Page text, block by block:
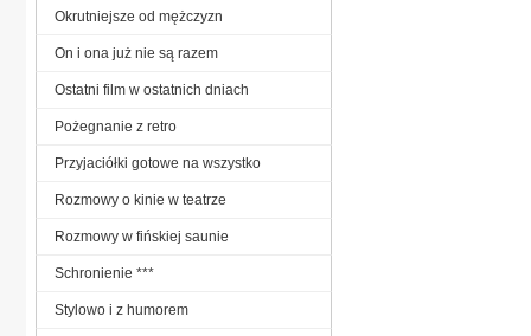
Okrutniejsze od mężczyzn
On i ona już nie są razem
Ostatni film w ostatnich dniach
Pożegnanie z retro
Przyjaciółki gotowe na wszystko
Rozmowy o kinie w teatrze
Rozmowy w fińskiej saunie
Schronienie ***
Stylowo i z humorem